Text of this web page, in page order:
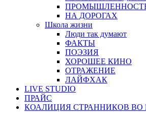
НА ДОРОГАХ
Школа жизни
Люди так думают
ФАКТЫ
ПОЭЗИЯ
ХОРОШЕЕ КИНО
ОТРАЖЕНИЕ
ЛАЙФХАК
LIVE STUDIO
ПРАЙС
КОАЛИЦИЯ СТРАННИКОВ ВО